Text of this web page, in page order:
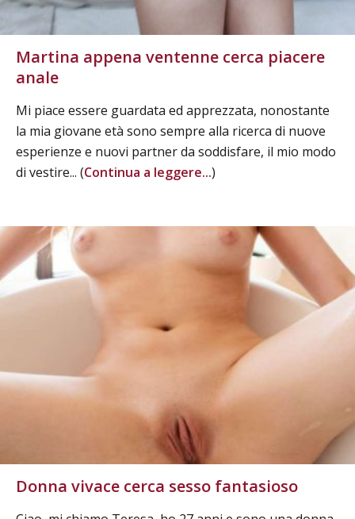
Martina appena ventenne cerca piacere
anale
Mi piace essere guardata ed apprezzata, nonostante
la mia giovane età sono sempre alla ricerca di nuove
esperienze e nuovi partner da soddisfare, il mio modo
di vestire... (Continua a leggere...)
Donna vivace cerca sesso fantasioso